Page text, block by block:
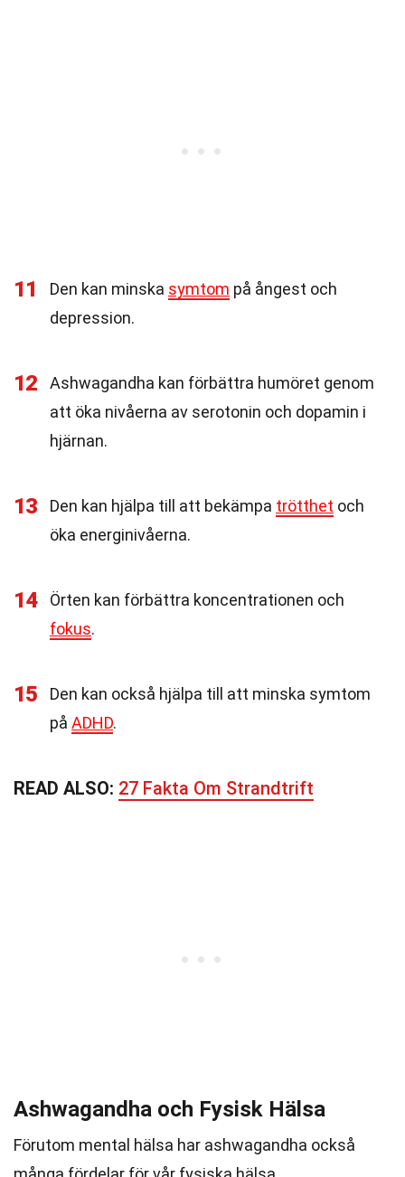
11 Den kan minska symtom på ångest och
depression.
12
Ashwagandha kan förbättra humöret genom
att öka nivåerna av serotonin och dopamin i
hjärnan.
13 Den kan hjälpa till att bekämpa trötthet och
öka energinivåerna.
14
Örten kan förbättra koncentrationen och
fokus.
15
Den kan också hjälpa till att minska symtom
på ADHD.
READ ALSO: 27 Fakta Om Strandtrift
Ashwagandha och Fysisk Hälsa
Förutom mental hälsa har ashwagandha också